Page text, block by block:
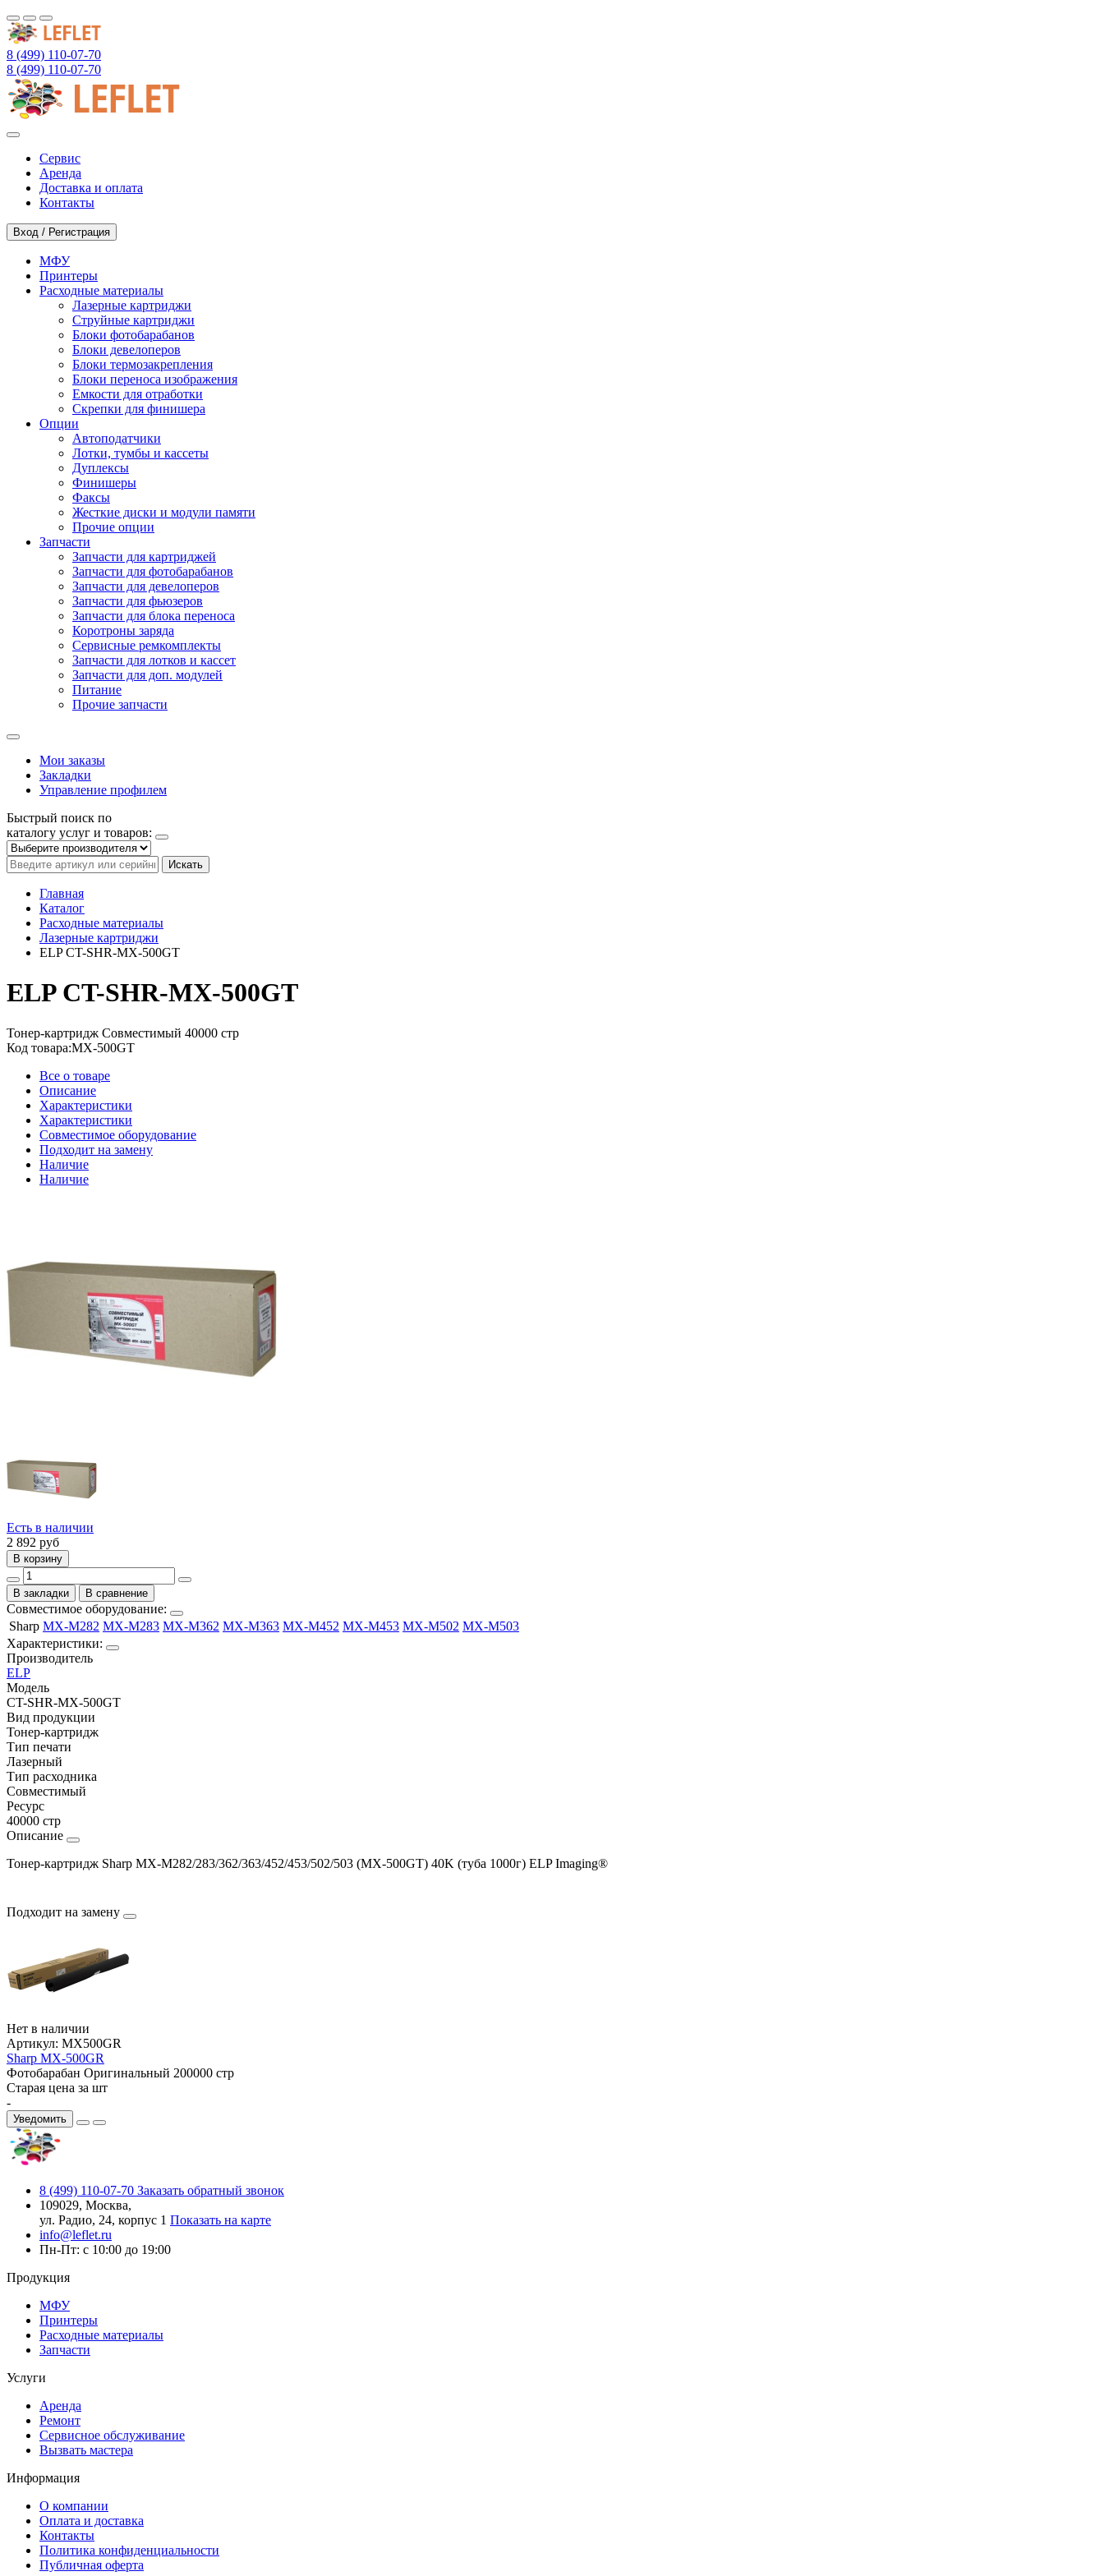
8 (499) 110-07-70
8 (499) 110-07-70
Сервис
Аренда
Доставка и оплата
Контакты
Вход / Регистрация
МФУ
Принтеры
Расходные материалы
Лазерные картриджи
Струйные картриджи
Блоки фотобарабанов
Блоки девелоперов
Блоки термозакрепления
Блоки переноса изображения
Емкости для отработки
Скрепки для финишера
Опции
Автоподатчики
Лотки, тумбы и кассеты
Дуплексы
Финишеры
Факсы
Жесткие диски и модули памяти
Прочие опции
Запчасти
Запчасти для картриджей
Запчасти для фотобарабанов
Запчасти для девелоперов
Запчасти для фьюзеров
Запчасти для блока переноса
Коротроны заряда
Сервисные ремкомплекты
Запчасти для лотков и кассет
Запчасти для доп. модулей
Питание
Прочие запчасти
Мои заказы
Закладки
Управление профилем
Быстрый поиск по
каталогу услуг и товаров:
Искать
Главная
Каталог
Расходные материалы
Лазерные картриджи
ELP CT-SHR-MX-500GT
ELP CT-SHR-MX-500GT
Тонер-картридж Совместимый 40000 стр
Код товара:MX-500GT
Все о товаре
Описание
Характеристики
Характеристики
Совместимое оборудование
Подходит на замену
Наличие
Наличие
Есть в наличии
2 892 руб
В корзину
В закладки В сравнение
Совместимое оборудование:
Sharp MX-M282 MX-M283 MX-M362 MX-M363 MX-M452 MX-M453 MX-M502 MX-M503
Характеристики:
Производитель
ELP
Модель
CT-SHR-MX-500GT
Вид продукции
Тонер-картридж
Тип печати
Лазерный
Тип расходника
Совместимый
Ресурс
40000 стр
Описание
Тонер-картридж Sharp MX-M282/283/362/363/452/453/502/503 (MX-500GT) 40K (туба 1000г) ELP Imaging®
Подходит на замену
Нет в наличии
Артикул: MX500GR
Sharp MX-500GR
Фотобарабан Оригинальный 200000 стр
Старая цена за шт
-
Уведомить
8 (499) 110-07-70 Заказать обратный звонок
109029, Москва,
ул. Радио, 24, корпус 1 Показать на карте
info@leflet.ru
Пн-Пт: с 10:00 до 19:00
Продукция
МФУ
Принтеры
Расходные материалы
Запчасти
Услуги
Аренда
Ремонт
Сервисное обслуживание
Вызвать мастера
Информация
О компании
Оплата и доставка
Контакты
Политика конфиденциальности
Публичная оферта